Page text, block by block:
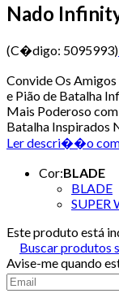
Nado
(C�digo: 5095993)
Convide Os
e Pião de Batalha
Mais Poderoso
Batalha Inspirados
Ler descri��o
Cor:BLADE
BLADE
SUPER
Este produto está
Buscar produtos
Avise-me quando